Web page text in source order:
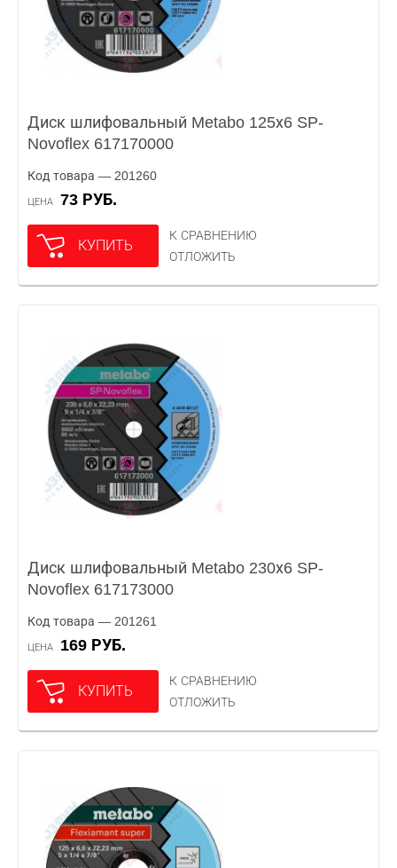
Диск шлифовальный Metabo 125х6 SP-
Novoflex 617170000
Код товара — 201260
ЦЕНА 73 РУБ.
КУПИТЬ
К СРАВНЕНИЮ
ОТЛОЖИТЬ
Диск шлифовальный Metabo 230х6 SP-
Novoflex 617173000
Код товара — 201261
ЦЕНА 169 РУБ.
КУПИТЬ
К СРАВНЕНИЮ
ОТЛОЖИТЬ